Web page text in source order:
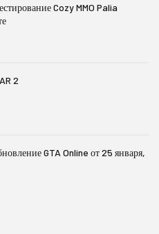
Cozy MMO Palia
2
GTA Online от 25 января,